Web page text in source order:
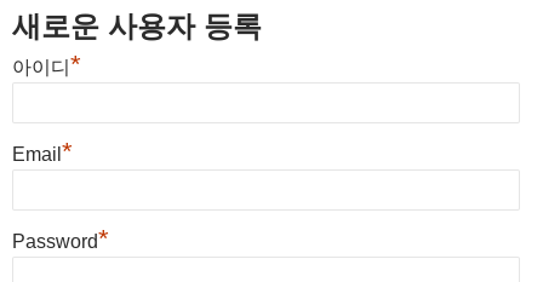
새로운 사용자 등록
아이디 *
Email *
Password*